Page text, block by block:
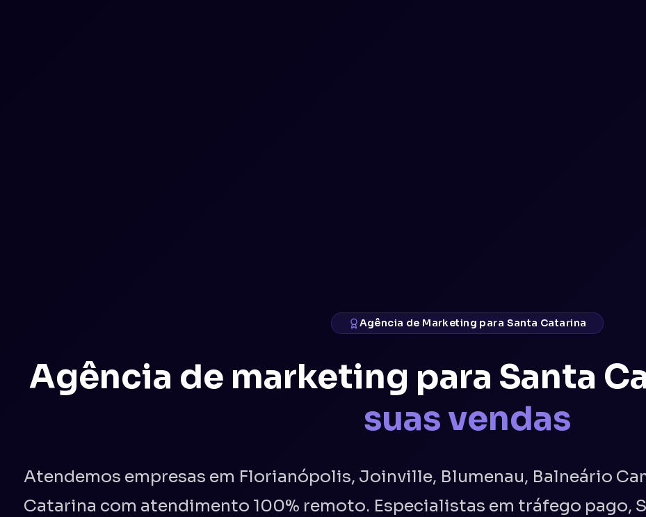
Agência de Marketing para Santa Catarina
Agência de marketing para Santa
suas vendas
Atendemos empresas em Florianópolis, Joinville, Blumenau, Balneário
Catarina com atendimento 100% remoto. Especialistas em tráfego pago,